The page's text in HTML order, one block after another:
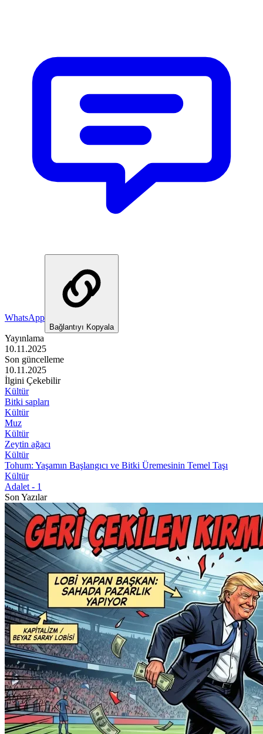
WhatsApp
Bağlantıyı Kopyala
Yayınlama
10.11.2025
Son güncelleme
10.11.2025
İlgini Çekebilir
Kültür
Bitki sapları
Kültür
Muz
Kültür
Zeytin ağacı
Kültür
Tohum: Yaşamın Başlangıcı ve Bitki Üremesinin Temel Taşı
Kültür
Adalet - 1
Son Yazılar